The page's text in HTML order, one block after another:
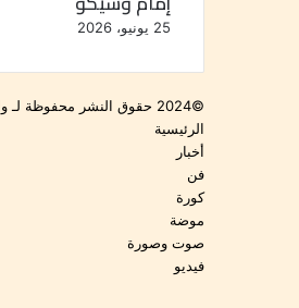
25 يونيو، 2026
©2024 حقوق النشر محفوظة لـ وان تيك
الرئيسية
أخبار
فن
كورة
موضة
صوت وصورة
فيديو